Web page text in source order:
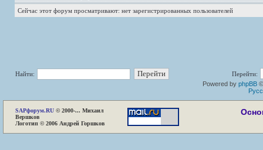
Сейчас этот форум просматривают: нет зарегистрированных пользователей
Найти:
Перейти:
Powered by phpBB
SAPфорум.RU © 2000-... Михаил
Вершков
Логотип © 2006 Андрей Горшков